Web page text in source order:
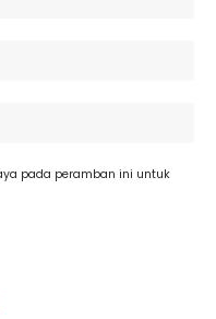
pada peramban ini untuk